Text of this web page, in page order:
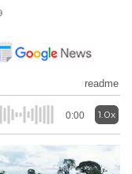
readme
0:00 1.0x